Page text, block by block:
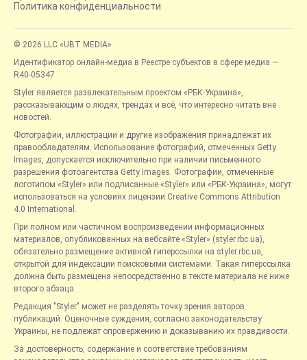
Политика конфиденциальности
© 2026 LLC «UBT MEDIA»
Идентификатор онлайн-медиа в Реестре субъектов в сфере медиа —
R40-05347
Styler является развлекательным проектом «РБК-Украина»,
рассказывающим о людях, трендах и всё, что интересно читать вне
новостей.
Фотографии, иллюстрации и другие изображения принадлежат их
правообладателям. Использование фотографий, отмеченных Getty
Images, допускается исключительно при наличии письменного
разрешения фотоагентства Getty Images. Фотографии, отмеченные
логотипом «Styler» или подписанные «Styler» или «РБК-Украина», могут
использоваться на условиях лицензии Creative Commons Attribution
4.0 International.
При полном или частичном воспроизведении информационных
материалов, опубликованных на вебсайте «Styler» (styler.rbc.ua),
обязательно размещение активной гиперссылки на styler.rbc.ua,
открытой для индексации поисковыми системами. Такая гиперссылка
должна быть размещена непосредственно в тексте материала не ниже
второго абзаца.
Редакция "Styler" может не разделять точку зрения авторов
публикаций. Оценочные суждения, согласно законодательству
Украины, не подлежат опровержению и доказыванию их правдивости.
За достоверность, содержание и соответствие требованиям